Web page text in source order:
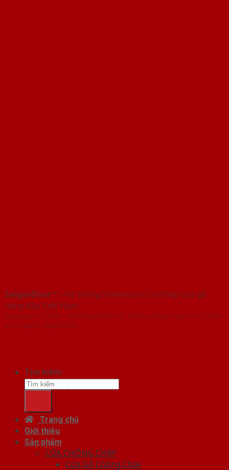
SaigonDoor™ - Hệ thống Showroom cửa thép cửa gỗ
hàng đầu Việt Nam
Copyright ⓒ 2016 – 2026 SaigonDoor™ - www.cuathepcuago.com | Đơn
vị chủ quản SaigonDoor
Tìm kiếm:
Trang chủ
Giới thiệu
Sản phẩm
CỬA CHỐNG CHÁY
Cửa Gỗ Chống Cháy